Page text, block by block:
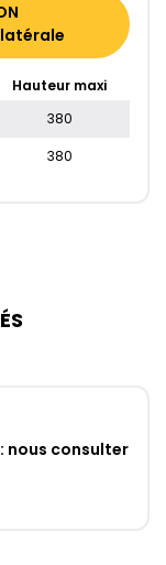
Hauteur maxi
380
380
nous consulter